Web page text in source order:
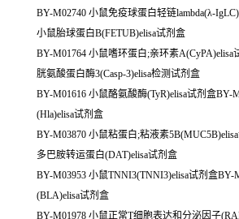
BY-M02740 小鼠免疫球蛋白轻链lambda(λ-
小鼠胎球蛋白B(FETUB)elisa试剂盒
BY-M01764 小鼠嗜环蛋白;亲环素A(CyPA)elisa
胱氨酸蛋白酶3(Casp-3)elisa检测试剂盒
BY-M01616 小鼠酪氨酸酶(TyR)elisa试剂盒BY-
(Hla)elisa试剂盒
BY-M03870 小鼠粘蛋白;粘液素
多巴胺转运蛋白(DAT)elisa试剂盒
BY-M03953 小鼠TNNI3(TNNI3)elisa试剂盒BY-
(BLA)elisa试剂盒
BY-M01978 小鼠正常T细胞表达和分泌因子